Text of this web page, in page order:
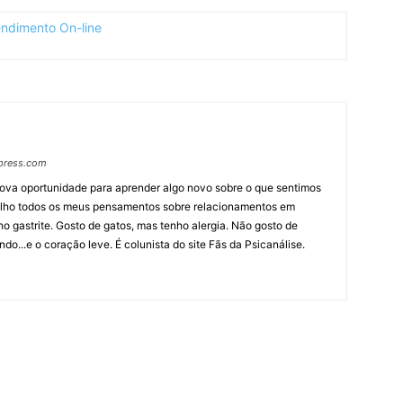
oportunidade para aprender algo novo sobre o que sentimos
todos os meus pensamentos sobre relacionamentos em
gastrite. Gosto de gatos, mas tenho alergia. Não gosto de
o coração leve. É colunista do site Fãs da Psicanálise.